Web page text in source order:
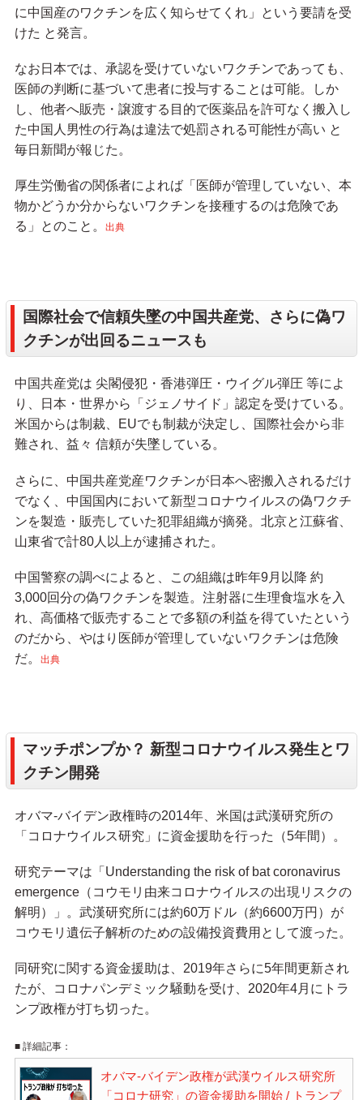
に中国産のワクチンを広く知らせてくれ」という要請を受
けた と発言。
なお日本では、承認を受けていないワクチンであっても、
医師の判断に基づいて患者に投与することは可能。しか
し、他者へ販売・譲渡する目的で医薬品を許可なく搬入し
た中国人男性の行為は違法で処罰される可能性が高い と
毎日新聞が報じた。
厚生労働省の関係者によれば「医師が管理していない、本
物かどうか分からないワクチンを接種するのは危険であ
る」とのこと。
出典
国際社会で信頼失墜の中国共産党、さらに偽ワ
クチンが出回るニュースも
中国共産党は 尖閣侵犯・香港弾圧・ウイグル弾圧 等によ
り、日本・世界から「ジェノサイド」認定を受けている。
米国からは制裁、EUでも制裁が決定し、国際社会から非
難され、益々 信頼が失墜している。
さらに、中国共産党産ワクチンが日本へ密搬入されるだけ
でなく、中国国内において新型コロナウイルスの偽ワクチ
ンを製造・販売していた犯罪組織が摘発。北京と江蘇省、
山東省で計80人以上が逮捕された。
中国警察の調べによると、この組織は昨年9月以降 約
3,000回分の偽ワクチンを製造。注射器に生理食塩水を入
れ、高価格で販売することで多額の利益を得ていたという
のだから、やはり医師が管理していないワクチンは危険
だ。
出典
マッチポンプか？ 新型コロナウイルス発生とワ
クチン開発
オバマ-バイデン政権時の2014年、米国は武漢研究所の
「コロナウイルス研究」に資金援助を行った（5年間）。
研究テーマは「Understanding the risk of bat coronavirus
emergence（コウモリ由来コロナウイルスの出現リスクの
解明）」。武漢研究所には約60万ドル（約6600万円）が
コウモリ遺伝子解析のための設備投資費用として渡った。
同研究に関する資金援助は、2019年さらに5年間更新され
たが、コロナパンデミック騒動を受け、2020年4月にトラ
ンプ政権が打ち切った。
■ 詳細記事：
オバマ-バイデン政権が武漢ウイルス研究所
「コロナ研究」の資金援助を開始 / トランプ